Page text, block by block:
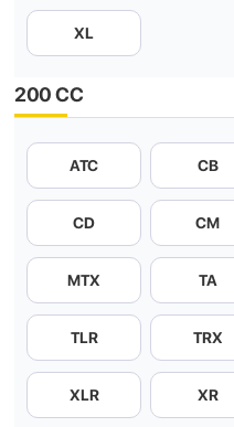
XL
200 CC
ATC CB
CD CM
MTX TA
TLR TRX
XLR XR